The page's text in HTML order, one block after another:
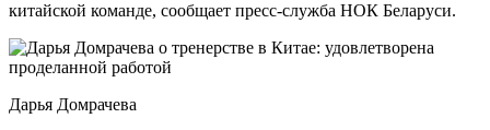
китайской команде, сообщает пресс-служба НОК Беларуси.
Дарья Домрачева